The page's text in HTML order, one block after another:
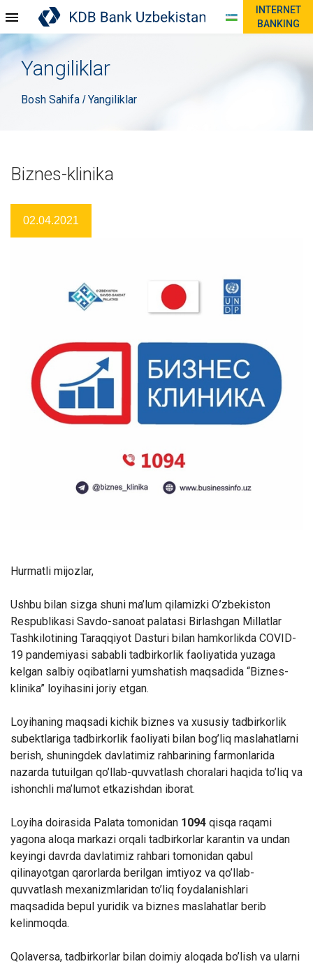
INTERNET
BANKING
Yangiliklar
Bosh Sahifa /Yangiliklar
Biznes-klinika
02.04.2021
Hurmatli mijozlar,
Ushbu bilan sizga shuni ma’lum qilamizki O’zbekiston
Respublikasi Savdo-sanoat palatasi Birlashgan Millatlar
Tashkilotining Taraqqiyot Dasturi bilan hamkorlikda COVID-
19 pandemiyasi sababli tadbirkorlik faoliyatida yuzaga
kelgan salbiy oqibatlarni yumshatish maqsadida “Biznes-
klinika” loyihasini joriy etgan.
Loyihaning maqsadi kichik biznes va xususiy tadbirkorlik
subektlariga tadbirkorlik faoliyati bilan bog’liq maslahatlarni
berish, shuningdek davlatimiz rahbarining farmonlarida
nazarda tutuilgan qo’llab-quvvatlash choralari haqida to’liq va
ishonchli ma’lumot etkazishdan iborat.
Loyiha doirasida Palata tomonidan 1094 qisqa raqami
yagona aloqa markazi orqali tadbirkorlar karantin va undan
keyingi davrda davlatimiz rahbari tomonidan qabul
qilinayotgan qarorlarda berilgan imtiyoz va qo’llab-
quvvatlash mexanizmlaridan to’liq foydalanishlari
maqsadida bepul yuridik va biznes maslahatlar berib
kelinmoqda.
Qolaversa, tadbirkorlar bilan doimiy aloqada bo’lish va ularni